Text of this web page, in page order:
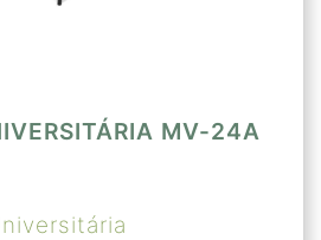
MV-24A